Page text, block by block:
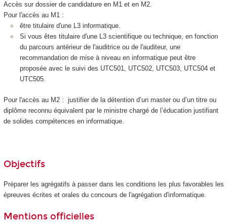
Accès sur dossier de candidature en M1 et en M2.
Pour l'accès au M1 :
être titulaire d'une L3 informatique.
Si vous êtes titulaire d'une L3 scientifique ou technique, en fonction
du parcours antérieur de l'auditrice ou de l'auditeur, une
recommandation de mise à niveau en informatique peut être
proposée avec le suivi des UTC501, UTC502, UTC503, UTC504 et
UTC505.
Pour l'accès au M2 : justifier de la détention d’un master ou d’un titre ou
diplôme reconnu équivalent par le ministre chargé de l’éducation justifiant
de solides compétences en informatique.
Objectifs
Préparer les agrégatifs à passer dans les conditions les plus favorables les
épreuves écrites et orales du concours de l'agrégation d'informatique.
Mentions officielles